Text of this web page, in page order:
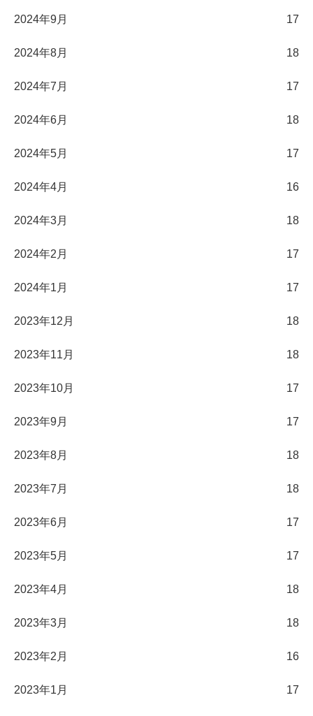
2024年9月 17
2024年8月 18
2024年7月 17
2024年6月 18
2024年5月 17
2024年4月 16
2024年3月 18
2024年2月 17
2024年1月 17
2023年12月 18
2023年11月 18
2023年10月 17
2023年9月 17
2023年8月 18
2023年7月 18
2023年6月 17
2023年5月 17
2023年4月 18
2023年3月 18
2023年2月 16
2023年1月 17